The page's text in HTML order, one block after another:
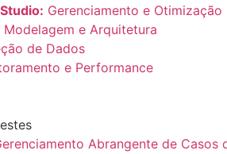
Gerenciamento e Otimização
Modelagem e Arquitetura
de Dados
e Performance
Abrangente de Casos